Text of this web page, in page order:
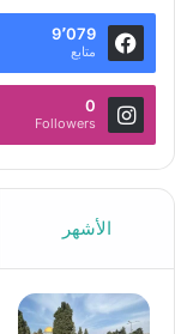
9٬079
متابع
0
Followers
الأشهر